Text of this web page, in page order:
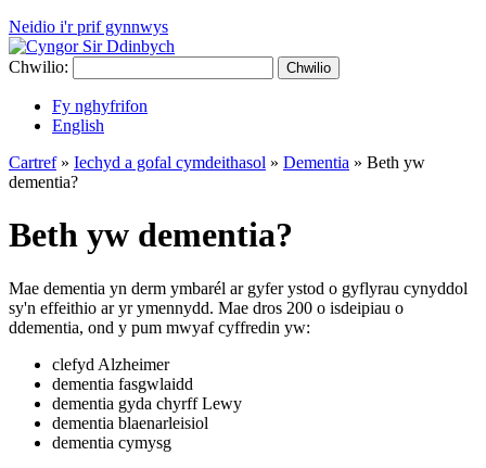
Neidio i'r prif gynnwys
Chwilio: Chwilio
Fy nghyfrifon
English
Cartref» Iechyd a gofal cymdeithasol » Dementia » Beth yw
dementia?
Beth yw dementia?
Mae dementia yn derm ymbarél ar gyfer ystod o gyflyrau cynyddol
sy'n effeithio ar yr ymennydd. Mae dros 200 o isdeipiau o
ddementia, ond y pum mwyaf cyffredin yw:
clefyd Alzheimer
dementia fasgwlaidd
dementia gyda chyrff Lewy
dementia blaenarleisiol
dementia cymysg